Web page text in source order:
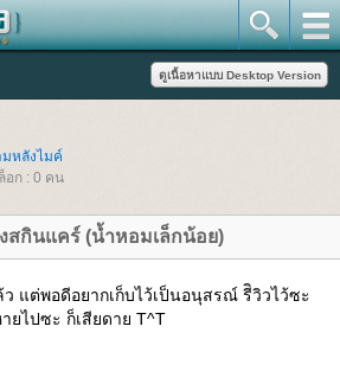
หลังไมค์
ก : 0 คน
สกินแคร์ (น้ำหอมเล็กน้อย)
ว แต่พอดีอยากเก็บไว้เป็นอนุสรณ์ รีิวิวไว้ซะ
ยไปซะ ก็เสียดาย T^T